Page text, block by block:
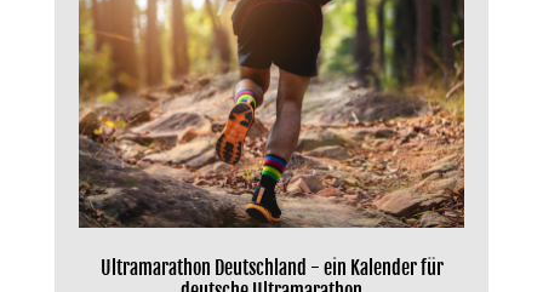
Ultramarathon Deutschland - ein Kalender für